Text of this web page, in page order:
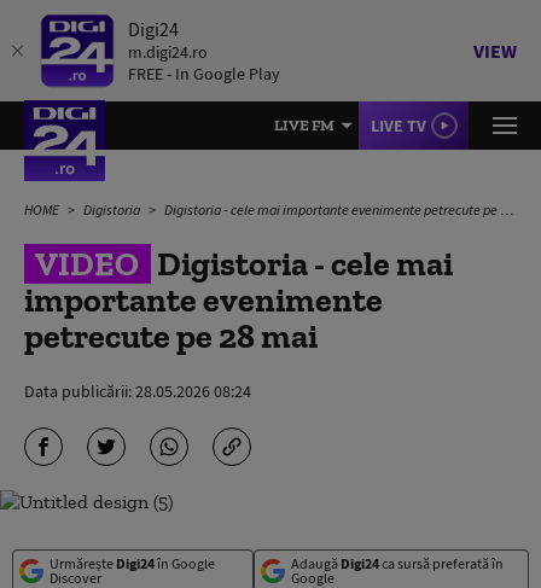
Digi24
m.digi24.ro
FREE - In Google Play
VIEW
LIVE FM LIVE TV
HOME Digistoria Digistoria - cele mai importante evenimente petrecute pe 28 mai
VIDEO Digistoria - cele mai
importante evenimente
petrecute pe 28 mai
Data publicării:28.05.2026 08:24
Urmărește Digi24în Google
Discover
Adaugă Digi24ca sursă preferată în
Google